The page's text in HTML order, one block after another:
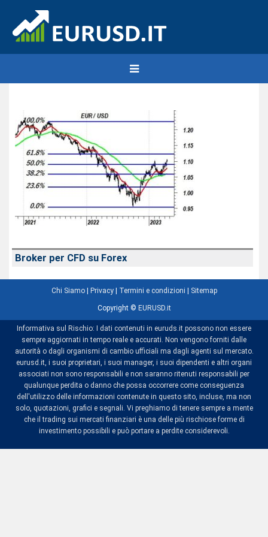
Broker per CFD su Forex
Chi Siamo| Privacy| Termini e condizioni Sitemap
Copyright © EURUSD.it
Informativa sul Rischio: I dati contenuti in euruds.it possono non essere
sempre aggiornati in tempo reale e accurati. Non vengono forniti dalle
autorità o dagli organismi di cambio ufficiali ma dagli agenti sul mercato.
eurusd.it, i suoi proprietari, i suoi manager, i suoi dipendenti e altri organi
associati non sono responsabili e non saranno ritenuti responsabili per
qualunque perdita o danno che possa occorrere come conseguenza
dell'utilizzo delle informazioni contenute in questo sito, incluse, ma non
solo, quotazioni, grafici e segnali. Vi preghiamo di tenere sempre a mente
che il trading sui mercati finanziari è una delle più rischiose forme di
investimento possibili e può portare a perdite considerevoli.